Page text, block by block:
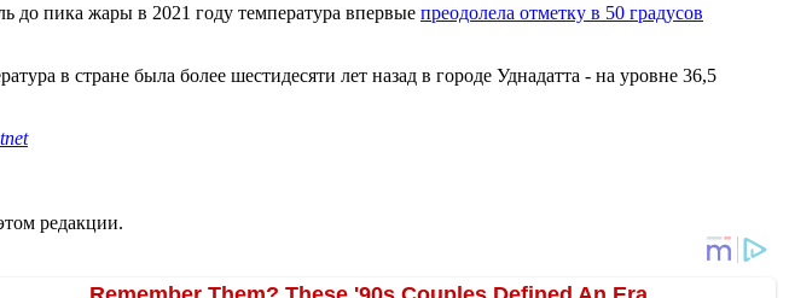
до пика жары в 2021 году температура впервые преодолела отметку в 50 градусов
в стране была более шестидесяти лет назад в городе Уднадатта - на уровне 36,5
редакции.